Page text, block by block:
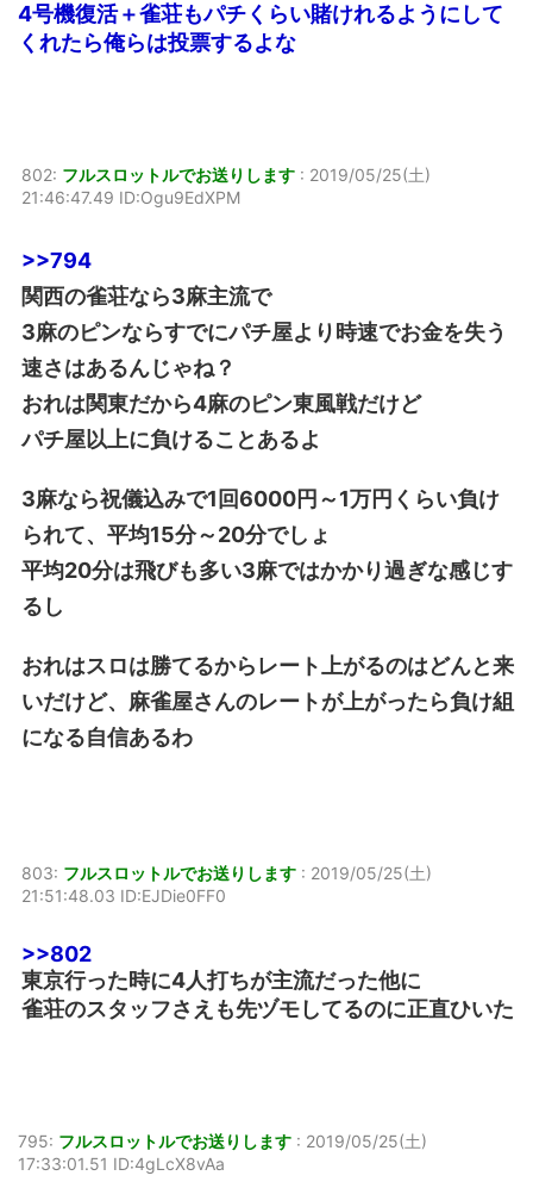
4号機復活＋雀荘もパチくらい賭けれるようにして
くれたら俺らは投票するよな
802: フルスロットルでお送りします : 2019/05/25(土)
21:46:47.49 ID:Ogu9EdXPM
>>794
関西の雀荘なら3麻主流で
3麻のピンならすでにパチ屋より時速でお金を失う
速さはあるんじゃね？
おれは関東だから4麻のピン東風戦だけど
パチ屋以上に負けることあるよ
3麻なら祝儀込みで1回6000円～1万円くらい負け
られて、平均15分～20分でしょ
平均20分は飛びも多い3麻ではかかり過ぎな感じす
るし
おれはスロは勝てるからレート上がるのはどんと来
いだけど、麻雀屋さんのレートが上がったら負け組
になる自信あるわ
803: フルスロットルでお送りします : 2019/05/25(土)
21:51:48.03 ID:EJDie0FF0
>>802
東京行った時に4人打ちが主流だった他に
雀荘のスタッフさえも先ヅモしてるのに正直ひいた
795: フルスロットルでお送りします : 2019/05/25(土)
17:33:01.51 ID:4gLcX8vAa